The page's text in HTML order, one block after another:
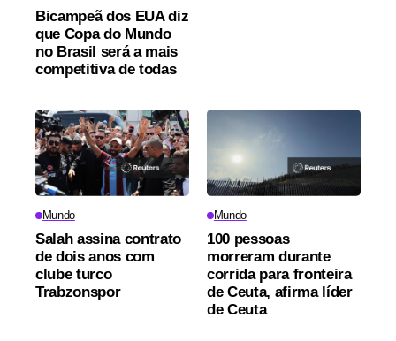
Bicampeã dos EUA diz
que Copa do Mundo
no Brasil será a mais
competitiva de todas
Mundo
Salah assina contrato
de dois anos com
clube turco
Trabzonspor
Mundo
100 pessoas
morreram durante
corrida para fronteira
de Ceuta, afirma líder
de Ceuta